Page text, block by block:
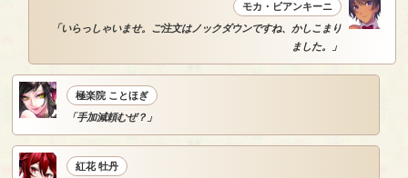
モカ・ビアンキーニ
「いらっしゃいませ。ご注文はノックダウンですね、かしこまり
ました。」
極楽院 ことほぎ
「手加減頼むぜ？」
紅花 牡丹